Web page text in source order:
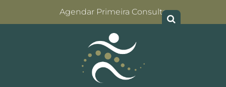
Agendar Primeira Consulta